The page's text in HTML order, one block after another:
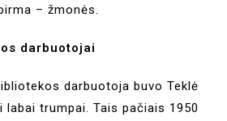
– žmonės.
darbuotojai
darbuotoja buvo Teklė
labai trumpai. Tais pačiais 1950